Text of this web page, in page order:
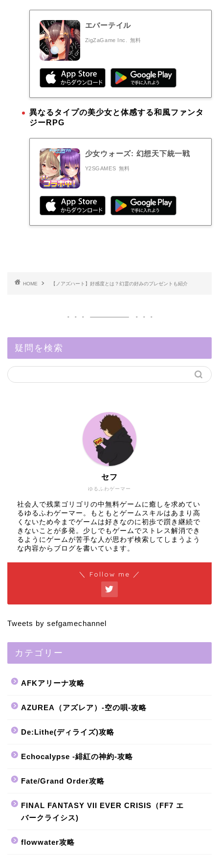
エバーテイル
ZigZaGame Inc. 無料
異なるタイプの美少女と体感する和風ファンタ
ジーRPG
少女ウォーズ: 幻想天下統一戦
Y2SGAMES 無料
HOME 【ノアズハート】好感度とは？幻霊の好みのプレゼントも紹介
疑問を検索
ゆるふわゲーマー
セフ
社会人で残業ゴリゴリの中無料ゲームに癒しを求めてい
るゆるふわゲーマー。もともとゲームスキルはあまり高
くないため今までゲームは好きなのに初歩で躓き継続で
きないことが多発。少しでもゲームでストレス解消でき
るようにゲームが苦手な人が思わず検索してしまうよう
な内容からブログを書いています。
＼ Follow me ／
Tweets by sefgamechannel
カテゴリー
AFKアリーナ攻略
AZUREA（アズレア）-空の唄-攻略
De:Lithe(ディライズ)攻略
Echocalypse -緋紅の神約-攻略
Fate/Grand Order攻略
FINAL FANTASY VII EVER CRISIS（FF7 エ
バークライシス)
flowwater攻略